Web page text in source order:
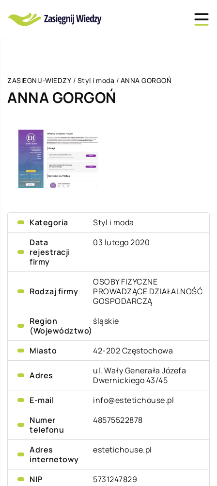
ZASIEGNIJ-WIEDZY / Styl i moda / ANNA GORGOŃ
ANNA GORGOŃ
Kategoria
Styl i moda
Data
rejestracji
firmy
03 lutego 2020
Rodzaj firmy
OSOBY FIZYCZNE
PROWADZĄCE DZIAŁALNOŚĆ
GOSPODARCZĄ
Region
(Województwo)
śląskie
Miasto 42-202 Częstochowa
Adres
ul. Wały Generała Józefa
Dwernickiego 43/45
E-mail
info@estetichouse.pl
Numer
telefonu
48575522878
Adres
internetowy
estetichouse.pl
NIP
5731247829